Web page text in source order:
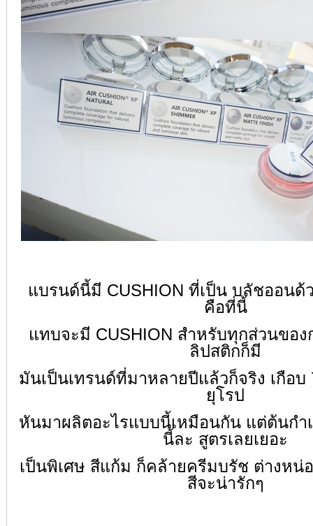
แบรนด์นี้มี CUSHION ที่เป็น บลัชออน
คือที่นี้
แทบจะมี CUSHION สำหรับทุกส่วนของ
ลิปสติกก็มี
มันเป็นเทรนด์ที่มาหลายปีแล้วก็จริง เกือ
ยุโรป
หันมาผลิตอะไรแบบนี้เหมือนกัน แต่ต้นกำ
นี้ละ สูตรเลยเยอะ
เป็นพิเศษ สีแก้ม ก็คล้ายครีมบรัช ต่างหน่
สีจะน่ารักๆ